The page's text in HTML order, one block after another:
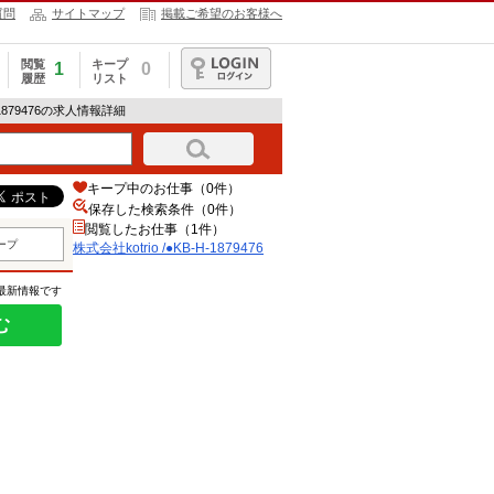
問 サイトマップ 掲載ご希望のお客様へ
閲覧
履歴
1
キープ
リスト
0
ログイン
の求人情報詳細
プ
新情報です
キープ中のお仕事（0件）
保存した検索条件（0件）
閲覧したお仕事（1件）
株式会社kotrio /●KB-H-1879476